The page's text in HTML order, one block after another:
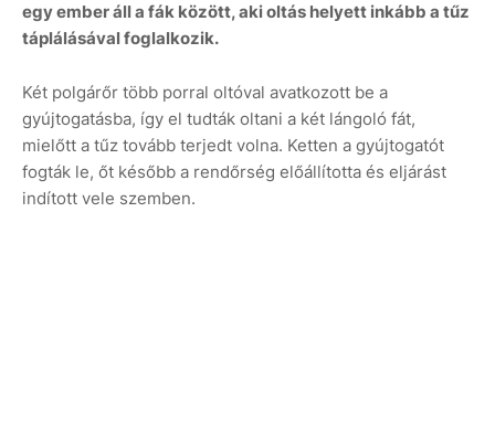
egy ember áll a fák között, aki oltás helyett inkább a tűz
táplálásával foglalkozik.
Két polgárőr több porral oltóval avatkozott be a
gyújtogatásba, így el tudták oltani a két lángoló fát,
mielőtt a tűz tovább terjedt volna. Ketten a gyújtogatót
fogták le, őt később a rendőrség előállította és eljárást
indított vele szemben.